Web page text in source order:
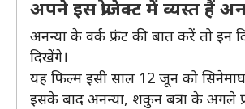
अपने इस प्रोजेक्ट में व्यस्त हैं
अनन्या के वर्क फ्रंट की बात करें तो इन
दिखेंगे।
यह फिल्म इसी साल 12 जून को
इसके बाद अनन्या, शकुन बत्रा के अगले